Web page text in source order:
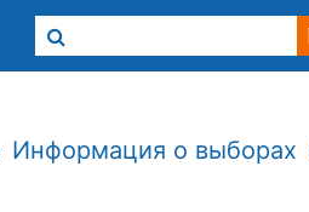
Информация о выборах